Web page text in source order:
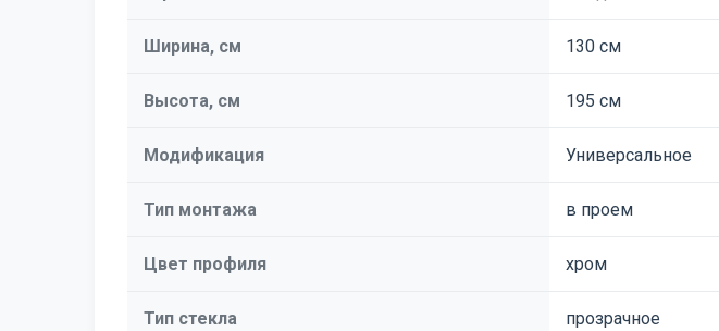
Ширина, см 130 см
Высота, см 195 см
Модификация Универсальное
Тип монтажа в проем
Цвет профиля хром
Тип стекла прозрачное